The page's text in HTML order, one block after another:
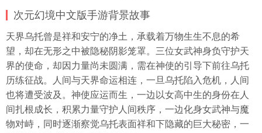
次元幻境中文版手游背景故事
天界乌托曾是祥和安宁的净土，承载着万物生生不息的希
望，却在无形之中被隐秘阴影笼罩。三位女武神身负守护天
界的使命，却因力量尚未圆满，需在神使的引导下前往乌托
历练征战。人间与天界命运相连，一旦乌托陷入危机，人间
也将遭受波及。神使应运而生，一边以女高中生的身份在人
间扎根成长，积累力量守护人间秩序，一边化身女武神与魔
物对峙，同时逐渐察觉乌托表面祥和下隐藏的巨大秘密，一